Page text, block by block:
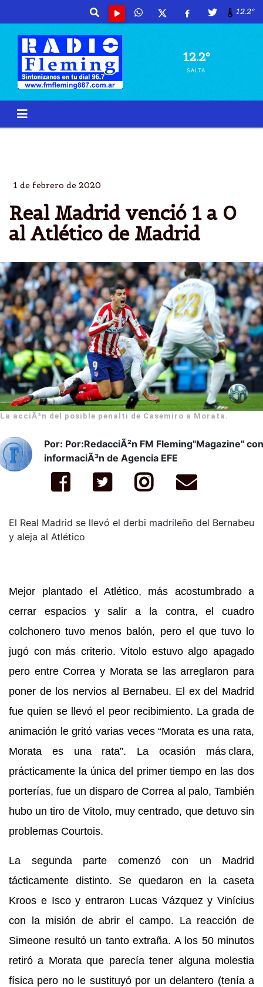
12.2º
12.2º
SALTA
1 de febrero de 2020
Real Madrid venció 1 a 0
al Atlético de Madrid
La acciÃ³n del posible penalti de Casemiro a Morata.
Por: Por:RedacciÃ²n FM Fleming"Magazine" con
informaciÃ³n de Agencia EFE
El Real Madrid se llevó el derbi madrileño del Bernabeu
y aleja al Atlético
Mejor plantado el Atlético, más acostumbrado a
cerrar espacios y salir a la contra, el cuadro
colchonero tuvo menos balón, pero el que tuvo lo
jugó con más criterio. Vitolo estuvo algo apagado
pero entre Correa y Morata se las arreglaron para
poner de los nervios al Bernabeu. El ex del Madrid
fue quien se llevó el peor recibimiento. La grada de
animación le gritó varias veces “Morata es una rata,
Morata es una rata”. La ocasión más clara,
prácticamente la única del primer tiempo en las dos
porterías, fue un disparo de Correa al palo, También
hubo un tiro de Vitolo, muy centrado, que detuvo sin
problemas Courtois.
La segunda parte comenzó con un Madrid
tácticamente distinto. Se quedaron en la caseta
Kroos e Isco y entraron Lucas Vázquez y Vinícius
con la misión de abrir el campo. La reacción de
Simeone resultó un tanto extraña. A los 50 minutos
retiró a Morata que parecía tener alguna molestia
física pero no le sustituyó por un delantero (tenía a